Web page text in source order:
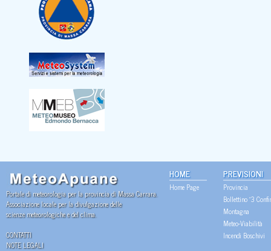
Portale di meteorologia per la provincia di Massa Carrara.
Associazione locale per la divulgazione delle
scienze meteorologiche e del clima.
CONTATTI
NOTE LEGALI
HOME
Home Page
PREVISIONI
Provincia
Bollettino "3
Montagna
Meteo-Viabilità
Incendi Boschivi